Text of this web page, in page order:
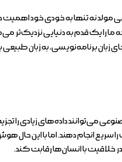
نه تنها به خودی خود اهمیت
را یک قدم به دنیایی نزدیک‌تر
زبان برنامه‌نویسی، به زبان طبیعی با
می‌توانند داده‌های زیادی را
سریع انجام دهند. اما با این حال
خلاقیت با انسان‌ها رقابت کند.